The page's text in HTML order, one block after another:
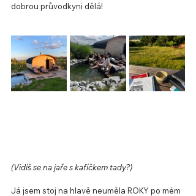
dobrou průvodkyni dělá!
(Vidíš se na jaře s kafíčkem tady?)
Já jsem stoj na hlavě neuměla ROKY po mém